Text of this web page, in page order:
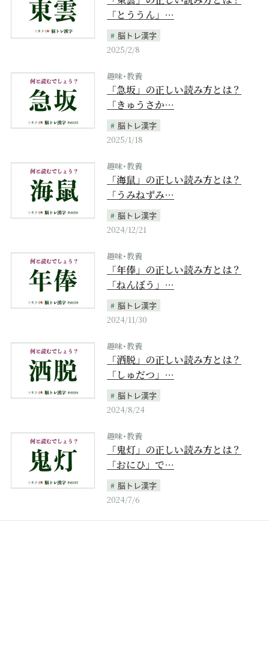
「とううん」…
脳トレ漢字
2025/2/8
趣味･教養
「急坂」の正しい読み方とは？
「きゅうさか…
脳トレ漢字
2025/1/18
趣味･教養
「海鼠」の正しい読み方とは？
「うみねずみ…
脳トレ漢字
2024/12/21
趣味･教養
「年俸」の正しい読み方とは？
「ねんぼう」…
脳トレ漢字
2024/11/30
趣味･教養
「洒脱」の正しい読み方とは？
「しゅだつ」…
脳トレ漢字
2024/8/24
趣味･教養
「鬼灯」の正しい読み方とは？
「おにひ」で…
脳トレ漢字
2024/7/6